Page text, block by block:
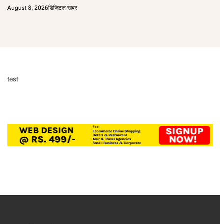
August 8, 2026डिजिटल खबर
test